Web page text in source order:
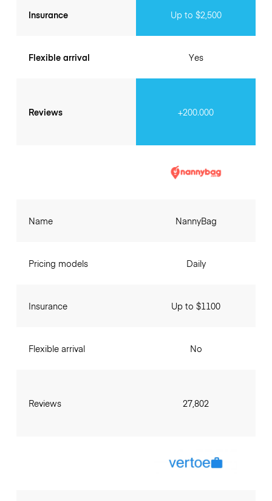
Insurance
Flexible arrival
Reviews
Up to $2,500
Yes
+200.000
Name
Pricing models
Insurance
Flexible arrival
Reviews
NannyBag
Daily
Up to $1100
No
27,802